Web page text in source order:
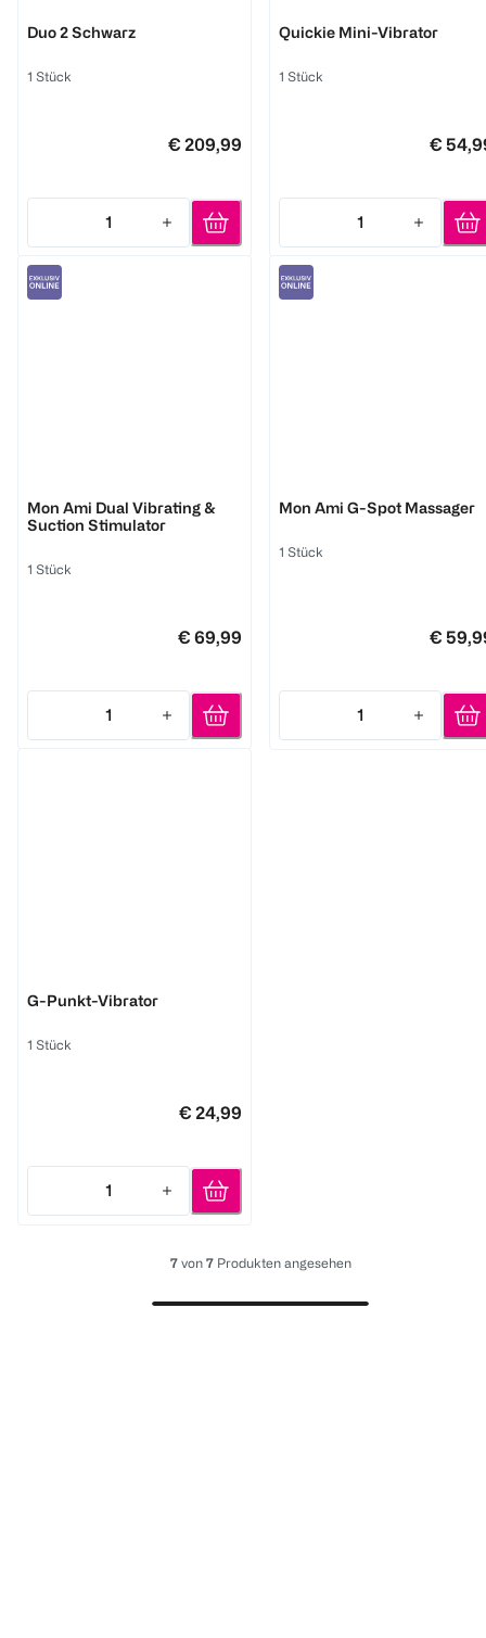
Duo 2 Schwarz
1 Stück
€ 209,99
1
Quantity: 1
Quickie Mini-Vibrator
1 Stück
€
1
Quantity: 1
Mon Ami Dual Vibrating &
Suction Stimulator
1 Stück
€ 69,99
1
Quantity: 1
Mon Ami G-Spot Massager
1 Stück
€
1
Quantity: 1
G-Punkt-Vibrator
1 Stück
€ 24,99
1
Quantity: 1
7 von7 Produkten angesehen